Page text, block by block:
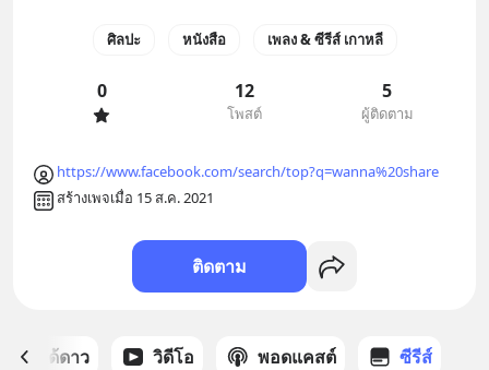
ศิลปะ หนังสือ เพลง & ซีรีส์ เกาหลี
0 12
โพสต์
5
ผู้ติดตาม
https://www.facebook.com/search/top?q=wanna%20share
สร้างเพจเมื่อ 15 ส.ค. 2021
ติดตาม
สต์ที่ได้ดาว วิดีโอ พอดแคสต์ ซีรีส์